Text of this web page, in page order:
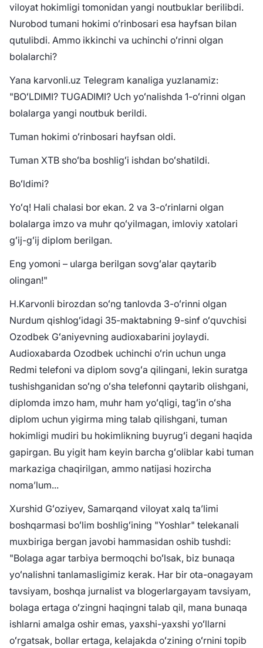
viloyat hokimligi tomonidan yangi noutbuklar berilibdi.
Nurobod tumani hokimi oʻrinbosari esa hayfsan bilan
qutulibdi. Ammo ikkinchi va uchinchi oʻrinni olgan
bolalarchi?
Yana karvonli.uz Telegram kanaliga yuzlanamiz:
"BOʻLDIMI? TUGADIMI? Uch yoʻnalishda 1-oʻrinni olgan
bolalarga yangi noutbuk berildi.
Tuman hokimi oʻrinbosari hayfsan oldi.
Tuman XTB shoʻba boshligʻi ishdan boʻshatildi.
Boʻldimi?
Yoʻq! Hali chalasi bor ekan. 2 va 3-oʻrinlarni olgan
bolalarga imzo va muhr qoʻyilmagan, imloviy xatolari
gʻij-gʻij diplom berilgan.
Eng yomoni – ularga berilgan sovgʻalar qaytarib
olingan!"
H.Karvonli birozdan soʻng tanlovda 3-oʻrinni olgan
Nurdum qishlogʻidagi 35-maktabning 9-sinf oʻquvchisi
Ozodbek Gʻaniyevning audioxabarini joylaydi.
Audioxabarda Ozodbek uchinchi oʻrin uchun unga
Redmi telefoni va diplom sovgʻa qilingani, lekin suratga
tushishganidan soʻng oʻsha telefonni qaytarib olishgani,
diplomda imzo ham, muhr ham yoʻqligi, tagʻin oʻsha
diplom uchun yigirma ming talab qilishgani, tuman
hokimligi mudiri bu hokimlikning buyrugʻi degani haqida
gapirgan. Bu yigit ham keyin barcha gʻoliblar kabi tuman
markaziga chaqirilgan, ammo natijasi hozircha
nomaʼlum...
Xurshid Gʻoziyev, Samarqand viloyat xalq taʼlimi
boshqarmasi boʻlim boshligʻining "Yoshlar" telekanali
muxbiriga bergan javobi hammasidan oshib tushdi:
"Bolaga agar tarbiya bermoqchi boʻlsak, biz bunaqa
yoʻnalishni tanlamasligimiz kerak. Har bir ota-onagayam
tavsiyam, boshqa jurnalist va blogerlargayam tavsiyam,
bolaga ertaga oʻzingni haqingni talab qil, mana bunaqa
ishlarni amalga oshir emas, yaxshi-yaxshi yoʻllarni
oʻrgatsak, bollar ertaga, kelajakda oʻzining oʻrnini topib